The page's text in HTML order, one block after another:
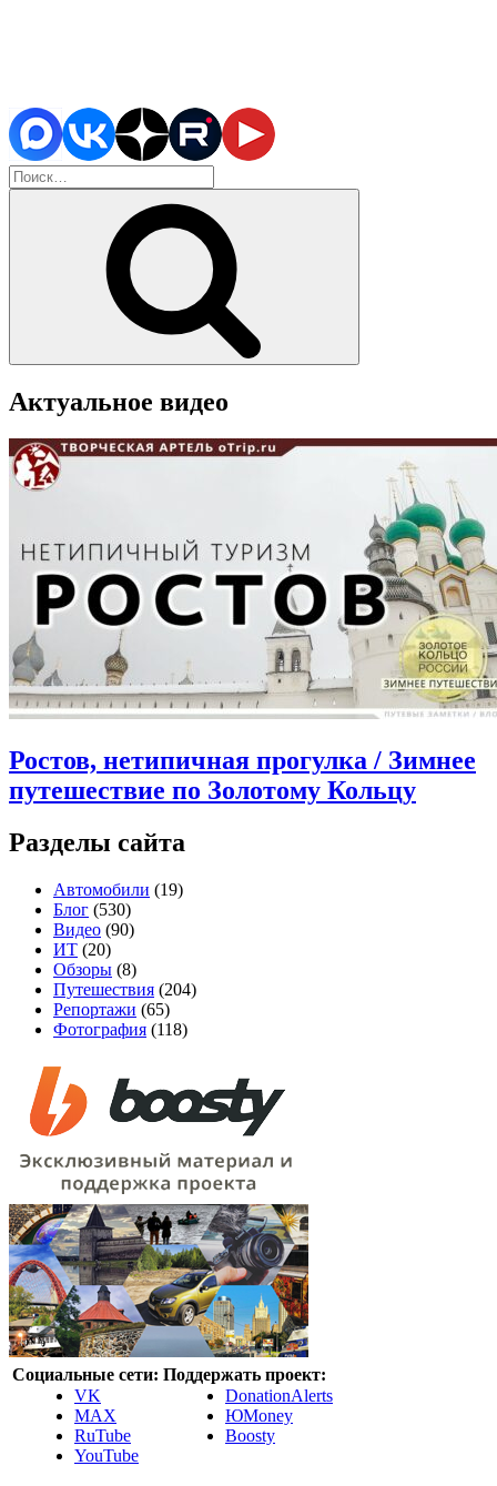
Искать:
Актуальное видео
Ростов, нетипичная прогулка / Зимнее
путешествие по Золотому Кольцу
Разделы сайта
Автомобили (19)
Блог (530)
Видео (90)
ИТ (20)
Обзоры (8)
Путешествия (204)
Репортажи (65)
Фотография (118)
Социальные сети:
VK
MAX
RuTube
YouTube
Поддержать проект:
DonationAlerts
ЮMoney
Boosty